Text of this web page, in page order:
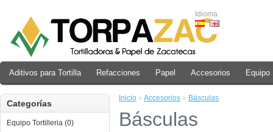
Idioma
Aditivos para Tortilla Refacciones Papel Accesorios Equipo
Categorías
Equipo Tortilleria (0)
Inicio » Accesorios » Básculas
Básculas